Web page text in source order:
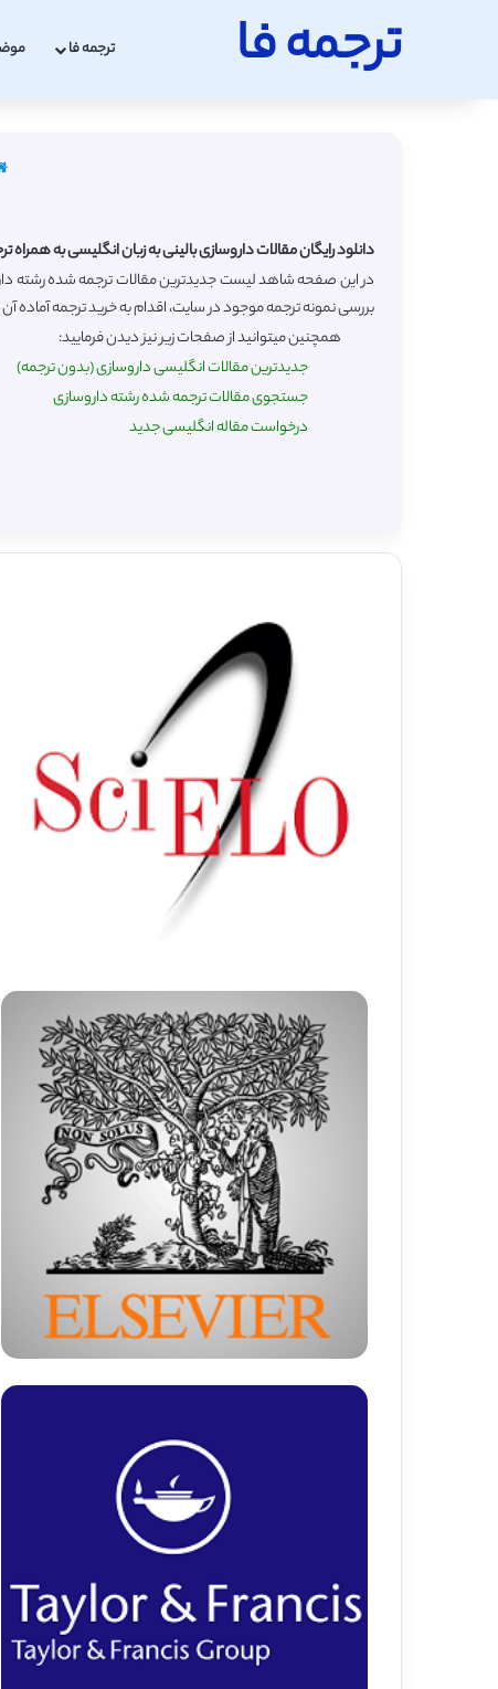
ترجمه فا ترجمه فا
دانلود رایگان مقالات داروسازی بالینی به زبان انگلیسی به همراه
بررسی نمونه ترجمه موجود در سایت، اقدام به خرید ترجمه آماده
همچنین میتوانید از صفحات زیر نیز دیدن فرمایید:
جدیدترین مقالات انگلیسی داروسازی (بدون ترجمه)
جستجوی مقالات ترجمه شده رشته داروسازی
درخواست مقاله انگلیسی جدید